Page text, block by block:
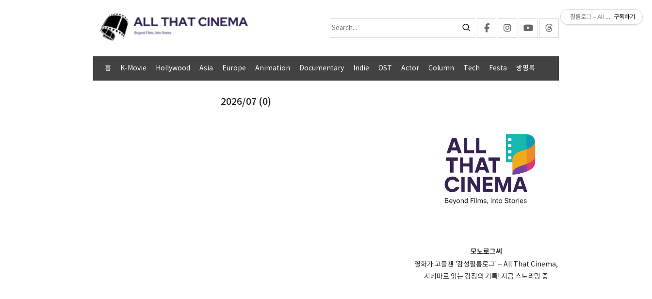
홈 K-Movie Hollywood Asia Europe Animation Documentary Indie OST Actor Column Tech Festa 방명록
2026/07 (0)
모노로그씨
영화가 고플땐 '감성필름로그' – All That Cinema,
시네마로 읽는 감정의 기록! 지금 스트리밍 중
필름로그 – All That Cinema
구독하기